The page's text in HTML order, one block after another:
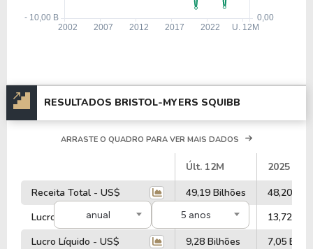
Nos últimos 12 meses a empresa teve um
faturamento de R$ 49,19 Bilhões, que gerou um
possui um P/L de 14,12, um P/VP de 5,87 e nos
últimos 12 meses o dividend yeld da BMY ficou em
A empresa é negociada no Brasil através do BDR
BMYB34, ou pode ser adquirida no exterior através
do tickerBMY.
RESULTADOS BRISTOL-MYERS SQUIBB
anual 5 anos
ARRASTE O QUADRO PARA VER MAIS DADOS
Últ. 12M
2025
Receita Total - US$
49,19 Bilhões
48,20
Lucro Operacional - US$
13,84 Bilhões
13,72
Lucro Líquido - US$
9,28 Bilhões
7,05